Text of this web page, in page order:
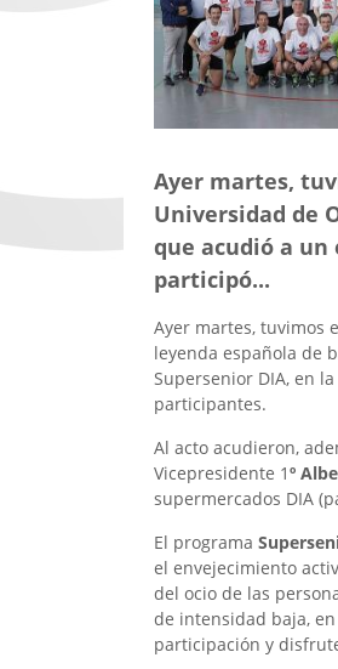
Ayer martes,
Universidad de
que acudió a
participó...
Ayer martes, tuvimos
leyenda española de
Supersenior DIA, en
participantes.
Al acto acudieron,
Vicepresidente 1º
supermercados DIA
El programa
el envejecimiento
del ocio de las
de intensidad baja,
participación y